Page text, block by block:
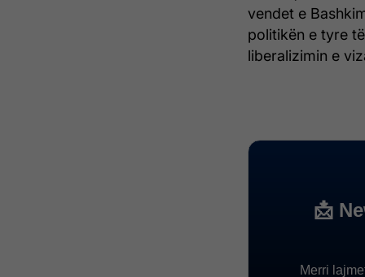
vendet e
politikën e tyre
liberalizimin e